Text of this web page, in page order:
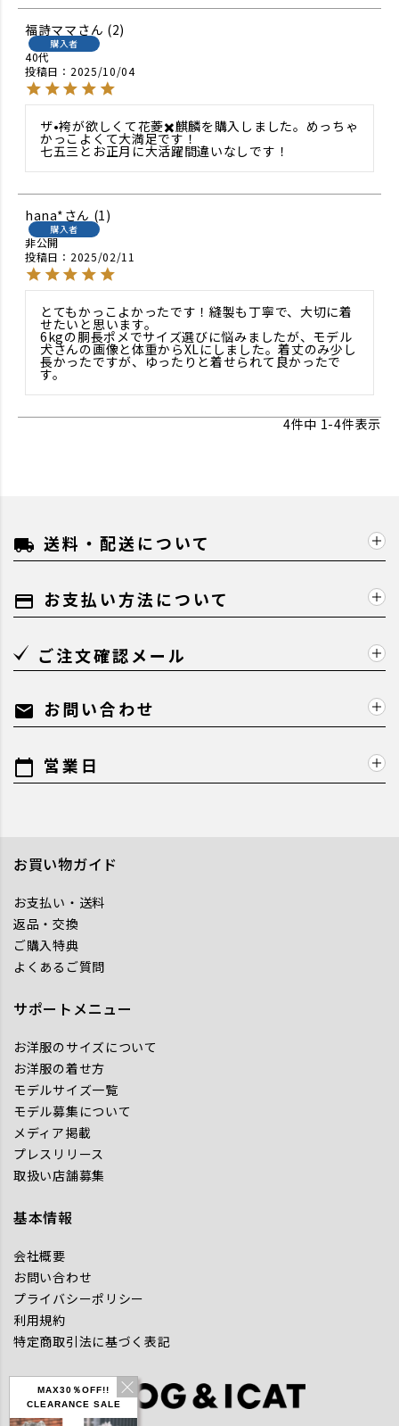
MAX30％OFF!!
CLEARANCE SALE
福詩ママ 2
購入者
40代
投稿日
2025/10/04
ザ•袴が欲しくて花菱✖️麒麟を購入しました。めっちゃ
かっこよくて大満足です！
七五三とお正月に大活躍間違いなしです！
hana* 1
購入者
非公開
投稿日
2025/02/11
とてもかっこよかったです！縫製も丁寧で、大切に着
せたいと思います。
6kgの胴長ポメでサイズ選びに悩みましたが、モデル
犬さんの画像と体重からXLにしました。着丈のみ少し
長かったですが、ゆったりと着せられて良かったで
す。
4件中 1-4件表示
local_shipping 送料・配送について
payment お支払い方法について
ご注文確認メール
mail お問い合わせ
calendar_today 営業日
お買い物ガイド
お支払い・送料
返品・交換
ご購入特典
よくあるご質問
サポートメニュー
お洋服のサイズについて
お洋服の着せ方
モデルサイズ一覧
モデル募集について
メディア掲載
プレスリリース
取扱い店舗募集
基本情報
会社概要
お問い合わせ
プライバシーポリシー
利用規約
特定商取引法に基づく表記